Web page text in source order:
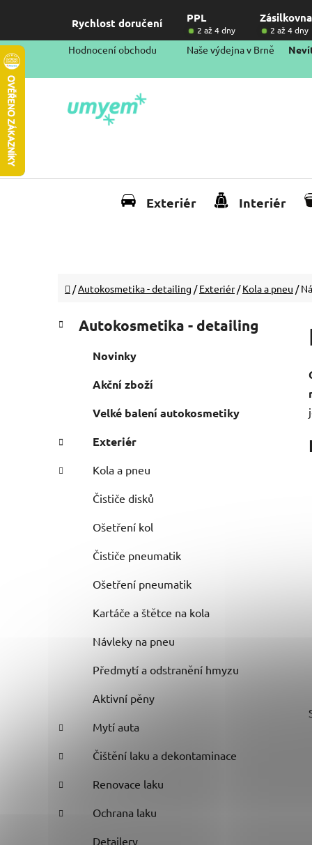
obsah
Rychlost doručení PPL Zásilkovna
2 až 4 dny 2 až 4 dny
Hodnocení obchodu Naše výdejna v Brně
Exteriér Interiér
Domů
/Autokosmetika - detailing / Exteriér / Kola a pneu /
P
o
n
í
p
kategorie
a
e
Autokosmetika - detailing
Novinky
Akční zboží
Velké balení autokosmetiky
Exteriér
Kola a pneu
Čističe disků
Ošetření kol
Čističe pneumatik
Ošetření pneumatik
Kartáče a štětce na kola
Návleky na pneu
Předmytí a odstranění hmyzu
Aktivní pěny
Mytí auta
Čištění laku a dekontaminace
Renovace laku
Ochrana laku
Detailery